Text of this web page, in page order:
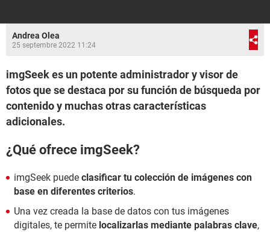
Andrea Olea
25 septembre 2022 11:24
imgSeek es un potente administrador y visor de
fotos que se destaca por su función de búsqueda por
contenido y muchas otras características
adicionales.
¿Qué ofrece imgSeek?
imgSeek puede clasificar tu colección de imágenes con
base en diferentes criterios.
Una vez creada la base de datos con tus imágenes
digitales, te permite localizarlas mediante palabras clave,